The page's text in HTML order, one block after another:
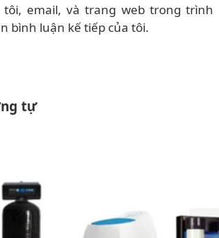
email, và trang web trong trình
bình luận kế tiếp của tôi.
tự